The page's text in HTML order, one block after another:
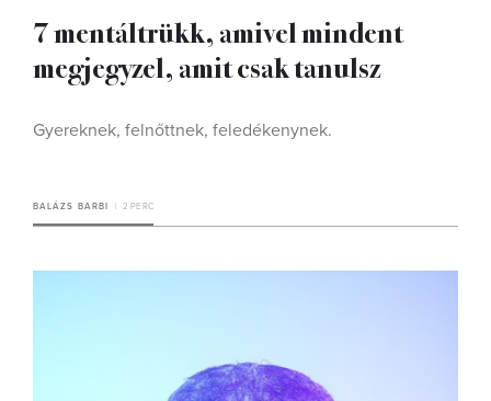
7 mentáltrükk, amivel mindent
megjegyzel, amit csak tanulsz
Gyereknek, felnőttnek, feledékenynek.
BALÁZS BARBI 2 PERC